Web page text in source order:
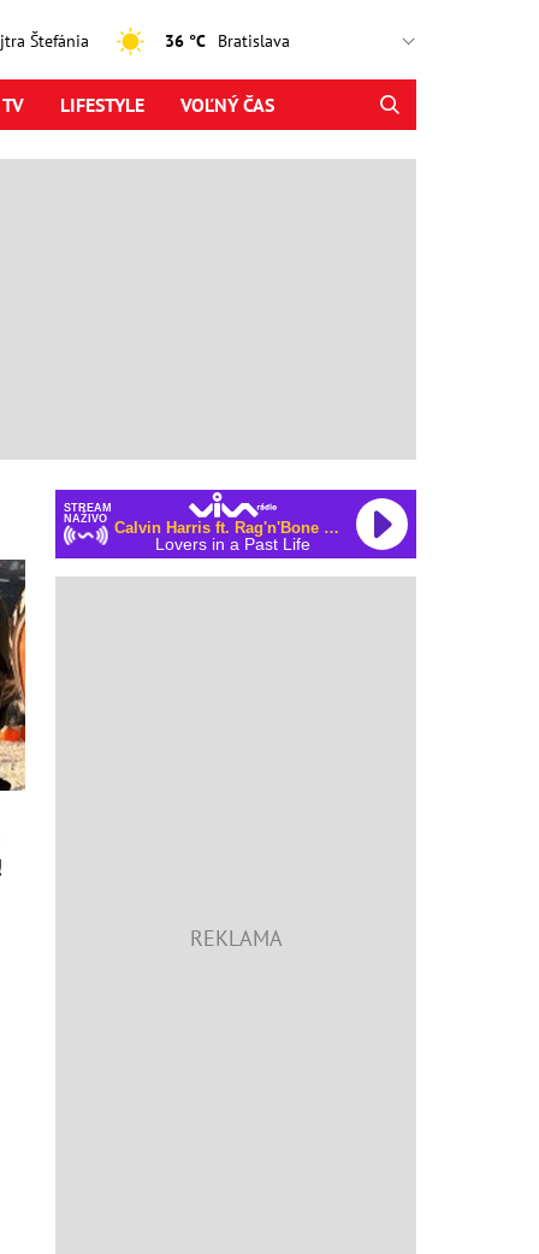
Štefánia 36 °C
LIFESTYLE VOĽNÝ ČAS
STREAM
NAŽIVO
Calvin Harris ft. Rag'n'Bone Man
Lovers in a Past Life